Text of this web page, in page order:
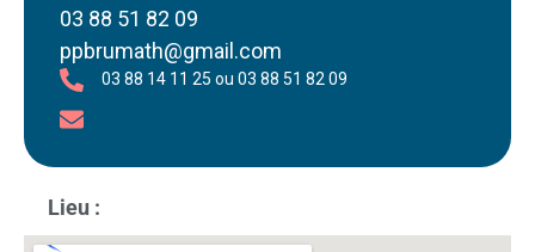
03 88 51 82 09
ppbrumath@gmail.com
03 88 14 11 25 ou 03 88 51 82 09
Lieu :